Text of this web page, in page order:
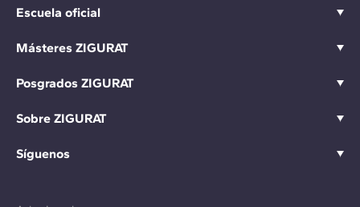
Escuela oficial
Másteres ZIGURAT
Posgrados ZIGURAT
Sobre ZIGURAT
Síguenos